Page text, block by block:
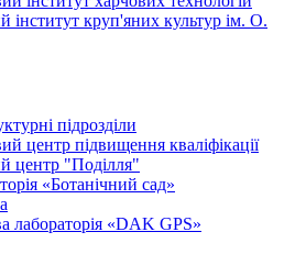
інститут круп'яних культур ім. О.
підрозділи
центр підвищення кваліфікації
центр "Поділля"
«Ботанічний сад»
лабораторія «DAK GPS»